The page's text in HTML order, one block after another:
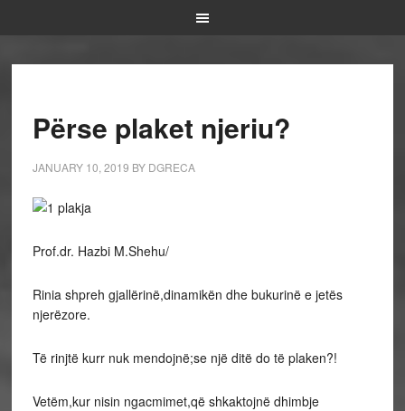
P­­­ërse plaket njeriu?
JANUARY 10, 2019 BY DGRECA
Prof.dr. Hazbi M.Shehu/
Rinia shpreh gjallërinë,dinamikën dhe bukurinë e jetës
njerëzore.
Të rinjtë kurr nuk mendojnë;se një ditë do të plaken?!
Vetëm,kur nisin ngacmimet,që shkaktojnë dhimbje